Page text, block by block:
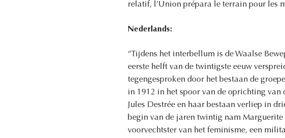
relatif, l’Union prépara le terrain pour les
Nederlands:
“Tijdens het interbellum is de Waalse
eerste helft van de twintigste eeuw
tegengesproken door het bestaan de
in 1912 in het spoor van de oprichting van
Jules Destrée en haar bestaan verliep in
begin van de jaren twintig nam
voorvechtster van het feminisme, een